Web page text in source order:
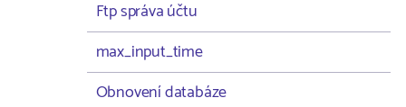
Ftp správa účtu
max_input_time
Obnovení databáze